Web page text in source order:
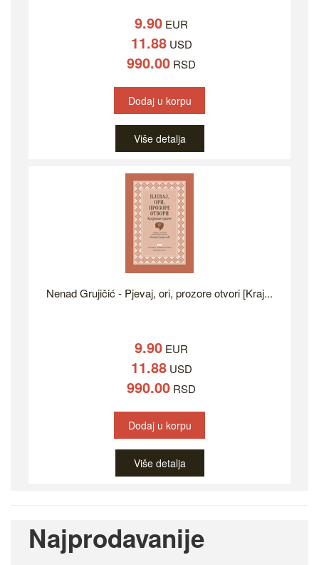
9.90 EUR
11.88USD
990.00 RSD
Dodaj u korpu
Više detalja
Nenad Grujičić - Pjevaj, ori, prozore otvori [Kraj...
9.90 EUR
11.88USD
990.00 RSD
Dodaj u korpu
Više detalja
Najprodavanije